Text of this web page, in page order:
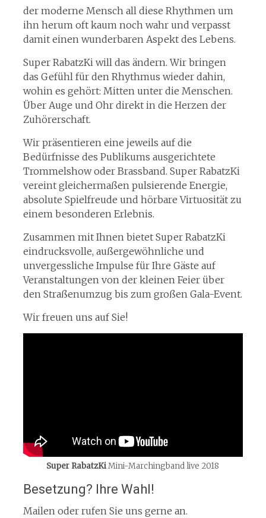
der moderne Mensch all diese Rhythmen um
ihn herum oft kaum noch wahr und verpasst
damit einen wunderbaren Aspekt des Lebens.
Super RabatzKi will das ändern. Wir bringen
das Gefühl für den Rhythmus wieder dahin,
wohin es gehört: Mitten unter die Menschen.
Über Auge und Ohr direkt in die Herzen der
Zuhörerschaft.
Wir präsentieren eine jeweils auf die
Bedürfnisse des Publikums ausgerichtete
Trommelshow oder Brassband. Super RabatzKi
vereint gleichermaßen pulsierende Energie,
absolute Spielfreude und hörbare Virtuosität zu
einem besonderen Erlebnis.
Zusammen mit Ihnen bietet Super RabatzKi
eindrucksvolle, außergewöhnliche und
unvergessliche Impulse für Ihre Gäste auf
Veranstaltungen von der kleinen Feier über
den Straßenumzug bis zum großen Gala-Event.
Wir freuen uns auf Sie!
Super RabatzKiMini-Marchingband live 2018
Besetzung? Ihre Wahl!
Mailen oder rufen Sie uns gerne an.